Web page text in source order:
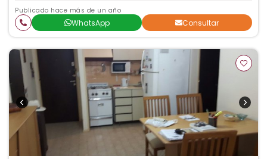
Publicado hace más de un año
WhatsApp Consultar